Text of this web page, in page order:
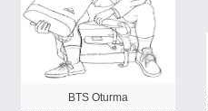
BTS Oturma